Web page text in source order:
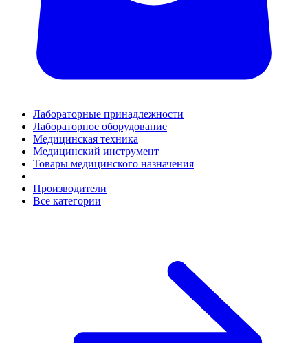
Лабораторные принадлежности
Лабораторное оборудование
Медицинская техника
Медицинский инструмент
Товары медицинского назначения
Производители
Все категории